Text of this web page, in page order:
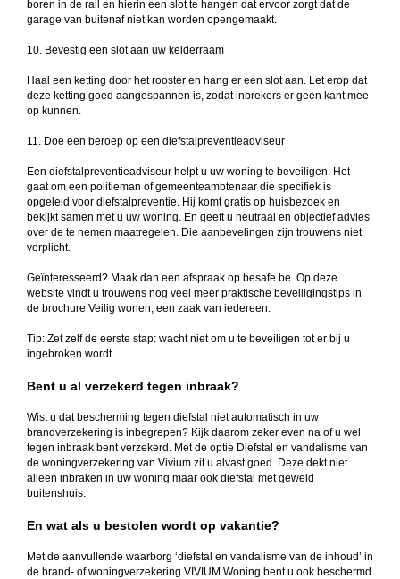
boren in de rail en hierin een slot te hangen dat ervoor zorgt dat de
garage van buitenaf niet kan worden opengemaakt.
10. Bevestig een slot aan uw kelderraam
Haal een ketting door het rooster en hang er een slot aan. Let erop dat
deze ketting goed aangespannen is, zodat inbrekers er geen kant mee
op kunnen.
11. Doe een beroep op een diefstalpreventieadviseur
Een diefstalpreventieadviseur helpt u uw woning te beveiligen. Het
gaat om een politieman of gemeenteambtenaar die specifiek is
opgeleid voor diefstalpreventie. Hij komt gratis op huisbezoek en
bekijkt samen met u uw woning. En geeft u neutraal en objectief advies
over de te nemen maatregelen. Die aanbevelingen zijn trouwens niet
verplicht.
Geïnteresseerd? Maak dan een afspraak op besafe.be. Op deze
website vindt u trouwens nog veel meer praktische beveiligingstips in
de brochure Veilig wonen, een zaak van iedereen.
Tip: Zet zelf de eerste stap: wacht niet om u te beveiligen tot er bij u
ingebroken wordt.
Bent u al verzekerd tegen inbraak?
Wist u dat bescherming tegen diefstal niet automatisch in uw
brandverzekering is inbegrepen? Kijk daarom zeker even na of u wel
tegen inbraak bent verzekerd. Met de optie Diefstal en vandalisme van
de woningverzekering van Vivium zit u alvast goed. Deze dekt niet
alleen inbraken in uw woning maar ook diefstal met geweld
buitenshuis.
En wat als u bestolen wordt op vakantie?
Met de aanvullende waarborg ‘diefstal en vandalisme van de inhoud’ in
de brand- of woningverzekering VIVIUM Woning bent u ook beschermd